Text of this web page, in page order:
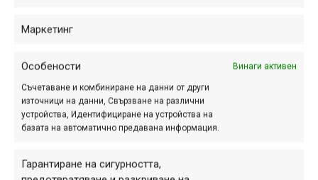
Маркетинг
Особености Винаги активен
Съчетаване и комбиниране на данни от други
източници на данни, Свързване на различни
устройства, Идентифициране на устройства на
базата на автоматично предавана информация.
Гарантиране на сигурността,
Етикети:календар ,събития,
състезания
Навигация
Предишна